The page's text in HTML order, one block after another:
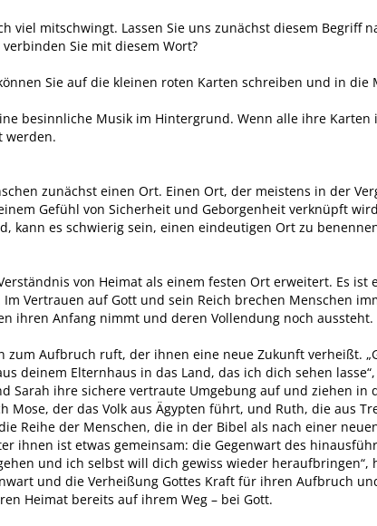
viel mitschwingt. Lassen Sie uns zunächst diesem Begriff
verbinden Sie mit diesem Wort?
Sie auf die kleinen roten Karten schreiben und in die
besinnliche Musik im Hintergrund. Wenn alle ihre
werden.
zunächst einen Ort. Einen Ort, der meistens in der
Gefühl von Sicherheit und Geborgenheit verknüpft
kann es schwierig sein, einen eindeutigen Ort zu
von Heimat als einem festen Ort erweitert. Es ist
Vertrauen auf Gott und sein Reich brechen Menschen
ihren Anfang nimmt und deren Vollendung noch aussteht.
zum Aufbruch ruft, der ihnen eine neue Zukunft verheißt.
deinem Elternhaus in das Land, das ich dich sehen
Sarah ihre sichere vertraute Umgebung auf und ziehen in
Mose, der das Volk aus Ägypten führt, und Ruth, die aus
Reihe der Menschen, die in der Bibel als nach einer
ihnen ist etwas gemeinsam: die Gegenwart des
und ich selbst will dich gewiss wieder heraufbringen“,
und die Verheißung Gottes Kraft für ihren Aufbruch
Heimat bereits auf ihrem Weg – bei Gott.